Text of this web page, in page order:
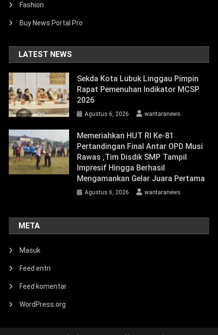
Fashion
Buy News Portal Pro
LATEST NEWS
Sekda Kota Lubuk Linggau Pimpin
Rapat Pemenuhan Indikator MCSP
2026
Agustus 6, 2026 wantaranews
Memeriahkan HUT RI Ke-81
Pertandingan Final Antar OPD Musi
Rawas ,Tim Disdik SMP Tampil
Impresif Hingga Berhasil
Mengamankan Gelar Juara Pertama
Agustus 6, 2026 wantaranews
META
Masuk
Feed entri
Feed komentar
WordPress.org